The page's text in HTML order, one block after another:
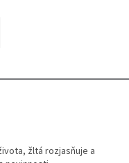
žltá rozjasňuje a